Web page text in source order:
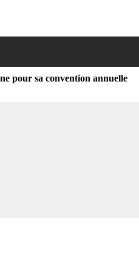
pour sa convention annuelle